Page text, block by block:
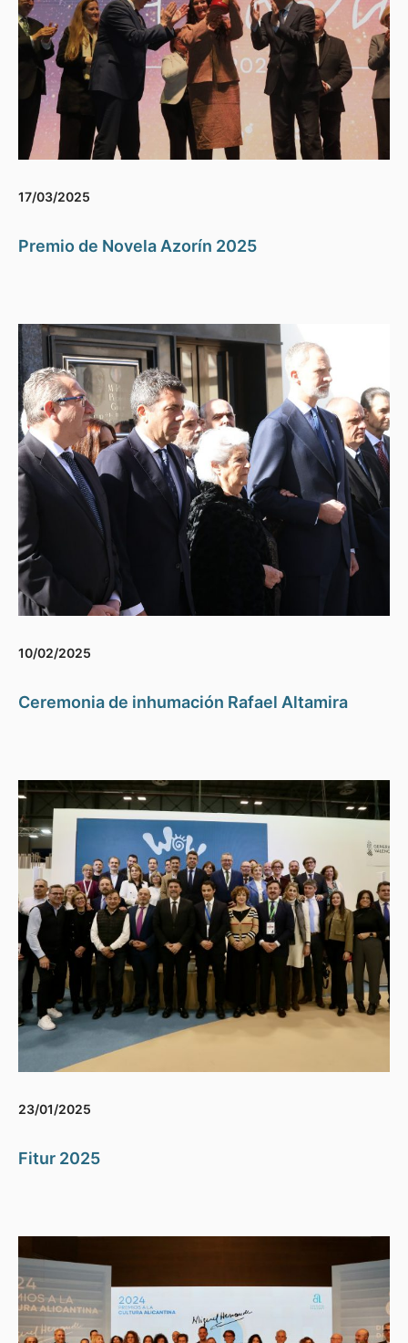
17/03/2025
Premio de Novela Azorín 2025
10/02/2025
Ceremonia de inhumación Rafael Altamira
23/01/2025
Fitur 2025